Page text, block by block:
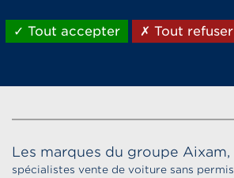
Les marques du groupe Aixam,
spécialistes vente de voiture sans permis
Tout accepter Tout refuser